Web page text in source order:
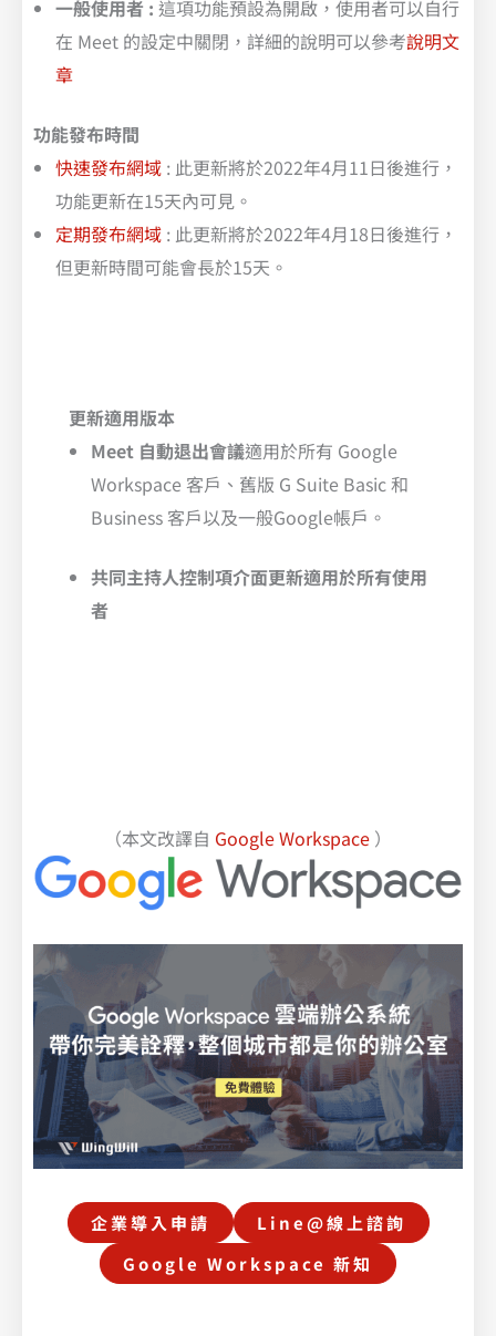
一般使用者 : 這項功能預設為開啟，使用者可以自行
在 Meet 的設定中關閉，詳細的說明可以參考說明文
章
功能發布時間
快速發布網域 : 此更新將於2022年4月11日後進行，
功能更新在15天內可見。
定期發布網域 : 此更新將於2022年4月18日後進行，
但更新時間可能會長於15天。
更新適用版本
Meet 自動退出會議適用於所有 Google
Workspace 客戶、舊版 G Suite Basic 和
Business 客戶以及一般Google帳戶。
共同主持人控制項介面更新適用於所有使用
者
（本文改譯自 Google Workspace ）
企業導入申請
Line@線上諮詢
Google Workspace 新知